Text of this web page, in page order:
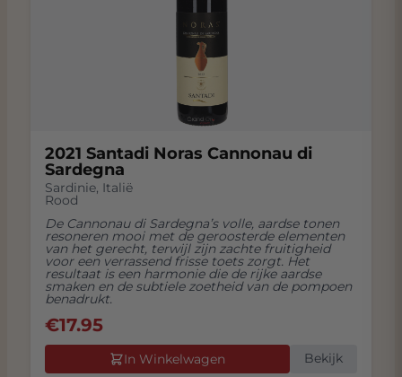
2021 Santadi Noras Cannonau di
Sardegna
Sardinie, Italië
Rood
De Cannonau di Sardegna’s volle, aardse tonen
resoneren mooi met de geroosterde elementen
van het gerecht, terwijl zijn zachte fruitigheid
voor een verrassend frisse toets zorgt. Het
resultaat is een harmonie die de rijke aardse
smaken en de subtiele zoetheid van de pompoen
benadrukt.
€17.95
In Winkelwagen Bekijk